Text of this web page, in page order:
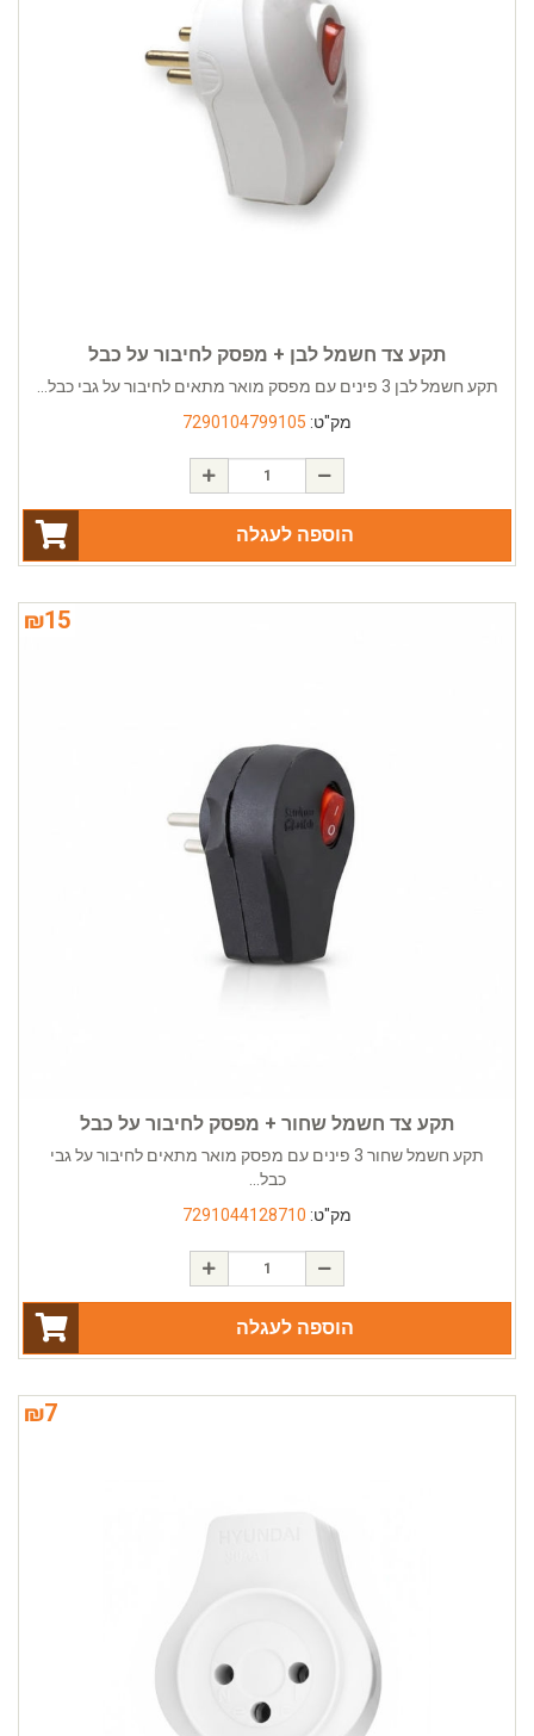
תקע צד חשמל לבן + מפסק לחיבור על כבל
תקע חשמל לבן 3 פינים עם מפסק מואר מתאים לחיבור על גבי כבל...
מק"ט: 7290104799105
הוספה לעגלה
₪15
תקע צד חשמל שחור + מפסק לחיבור על כבל
תקע חשמל שחור 3 פינים עם מפסק מואר מתאים לחיבור על גבי
כבל...
מק"ט: 7291044128710
הוספה לעגלה
₪7